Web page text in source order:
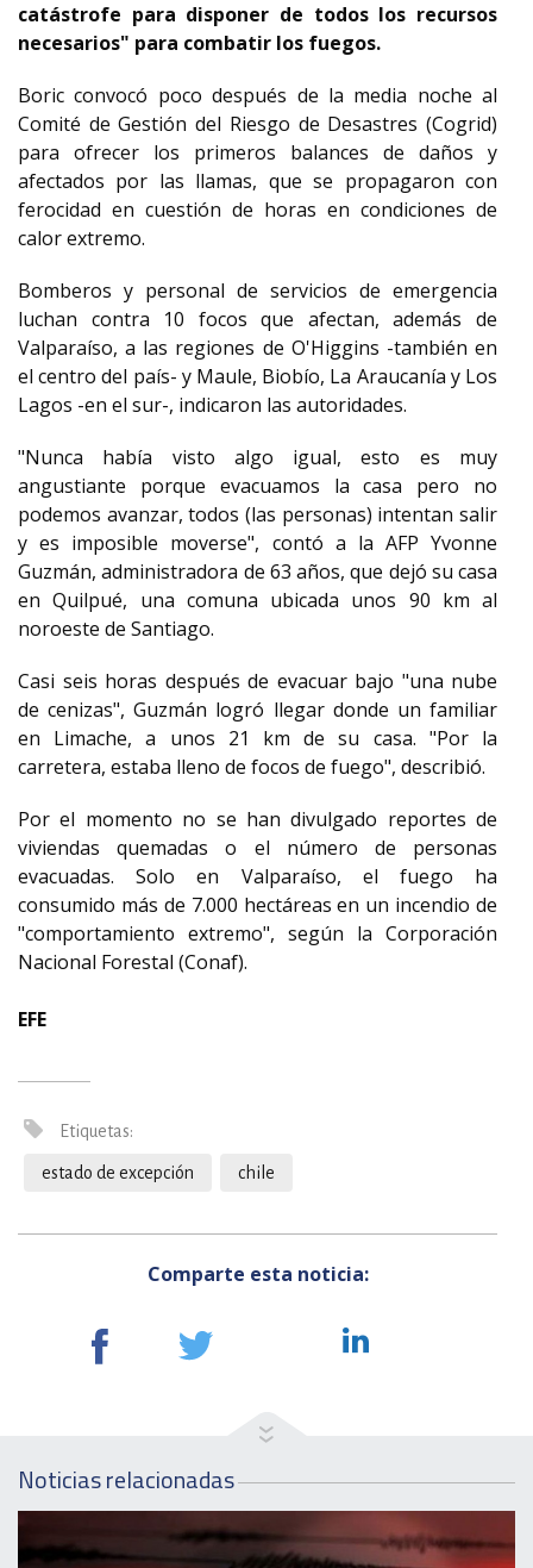
catástrofe para disponer de todos los recursos
necesarios" para combatir los fuegos.
Boric convocó poco después de la media noche al
Comité de Gestión del Riesgo de Desastres (Cogrid)
para ofrecer los primeros balances de daños y
afectados por las llamas, que se propagaron con
ferocidad en cuestión de horas en condiciones de
calor extremo.
Bomberos y personal de servicios de emergencia
luchan contra 10 focos que afectan, además de
Valparaíso, a las regiones de O'Higgins -también en
el centro del país- y Maule, Biobío, La Araucanía y Los
Lagos -en el sur-, indicaron las autoridades.
"Nunca había visto algo igual, esto es muy
angustiante porque evacuamos la casa pero no
podemos avanzar, todos (las personas) intentan salir
y es imposible moverse", contó a la AFP Yvonne
Guzmán, administradora de 63 años, que dejó su casa
en Quilpué, una comuna ubicada unos 90 km al
noroeste de Santiago.
Casi seis horas después de evacuar bajo "una nube
de cenizas", Guzmán logró llegar donde un familiar
en Limache, a unos 21 km de su casa. "Por la
carretera, estaba lleno de focos de fuego", describió.
Por el momento no se han divulgado reportes de
viviendas quemadas o el número de personas
evacuadas. Solo en Valparaíso, el fuego ha
consumido más de 7.000 hectáreas en un incendio de
"comportamiento extremo", según la Corporación
Nacional Forestal (Conaf).
EFE
Etiquetas:
estado de excepción chile
Comparte esta noticia:
Noticias relacionadas